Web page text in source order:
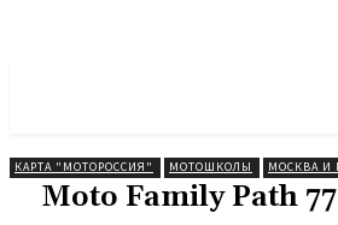
КАРТА "МОТОРОССИЯ" МОТОШКОЛЫ МОСКВА И
Moto Family Path